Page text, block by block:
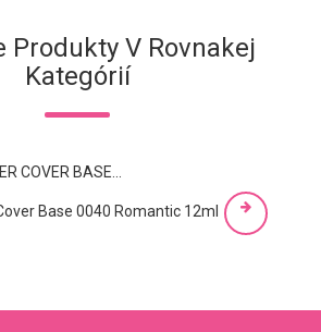
Produkty V Rovnakej
Kategórií
Base 0040 Romantic 12ml